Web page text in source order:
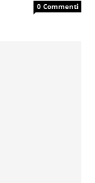
0 Commenti